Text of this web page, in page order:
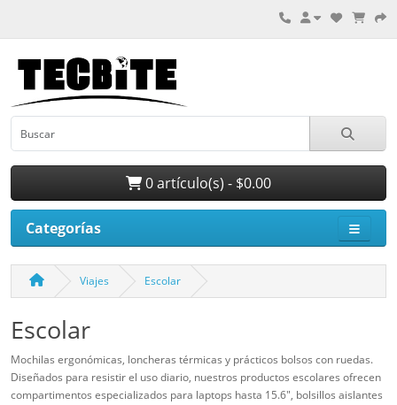
0 artículo(s) - $0.00
Categorías
Viajes Escolar
Escolar
Mochilas ergonómicas, loncheras térmicas y prácticos bolsos con ruedas.
Diseñados para resistir el uso diario, nuestros productos escolares ofrecen
compartimentos especializados para laptops hasta 15.6", bolsillos aislantes